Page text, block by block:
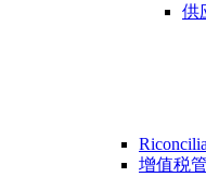
供
增值税